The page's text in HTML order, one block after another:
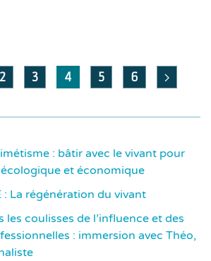
2 3 4 5 6
: bâtir avec le vivant pour
et économique
: La régénération du vivant
les coulisses de l’influence et des
: immersion avec Théo,